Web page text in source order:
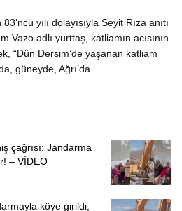
yılı dolayısıyla Seyit Rıza anıtı
Vazo adlı yurttaş, katliamın acısının
“Dün Dersim’de yaşanan katliam
güneyde, Ağrı’da…
çağrısı: Jandarma
– VİDEO
köye girildi,